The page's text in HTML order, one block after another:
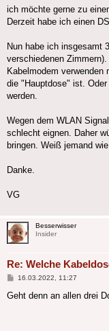
ich möchte gerne zu
Derzeit habe ich einen
Nun habe ich insgesamt
verschiedenen
Kabelmodem
die "Hauptdose" ist.
werden.
Wegen dem WLAN
schlecht eignen. Daher
bringen. Weiß jemand
Danke.
VG
Besserwisser
Insider
Re: Welche
Beitrag
16.03.2022, 11:27
Geht denn an allen drei